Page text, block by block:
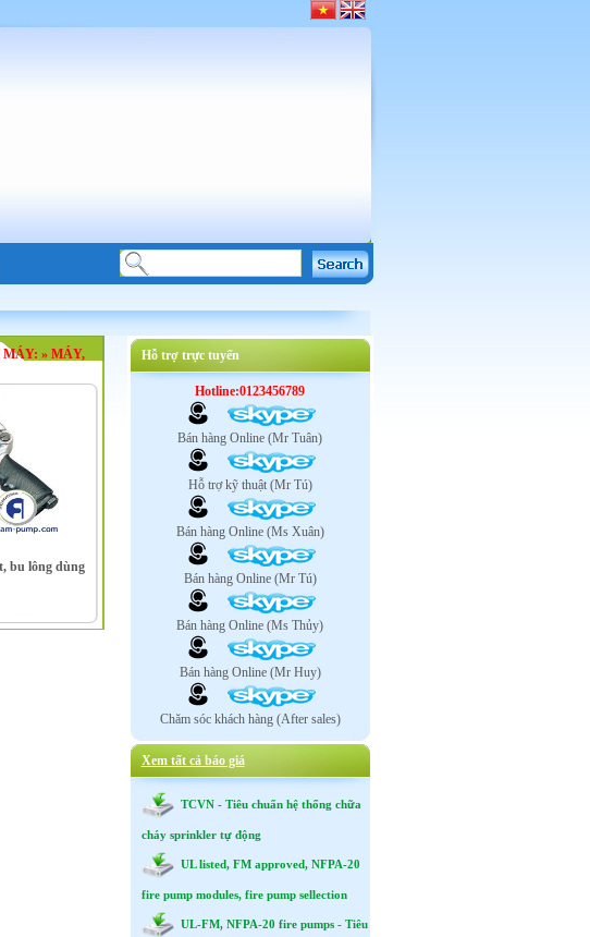
MÁY: » MÁY,
bu lông dùng
Hỗ trợ trực tuyến
Hotline:0123456789
Bán hàng Online (Mr Tuân)
Hỗ trợ kỹ thuật (Mr Tú)
Bán hàng Online (Ms Xuân)
Bán hàng Online (Mr Tú)
Bán hàng Online (Ms Thủy)
Bán hàng Online (Mr Huy)
Chăm sóc khách hàng (After sales)
Xem tất cả báo giá
TCVN - Tiêu chuẩn hệ thống chữa
cháy sprinkler tự động
UL listed, FM approved, NFPA-20
fire pump modules, fire pump sellection
UL-FM, NFPA-20 fire pumps - Tiêu